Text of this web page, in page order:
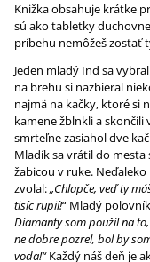
Knižka obsahuje krátke
sú ako tabletky
príbehu nemôžeš zostať
Jeden mladý Ind sa
na brehu si nazbieral
najmä na kačky, ktoré si
kamene žblnkli a
smrteľne zasiahol dve
Mladík sa vrátil do
žabicou v ruke.
zvolal:„Chlapče, veď ty
tisíc rupií!“ Mladý
Diamanty som použil na
ne dobre pozrel, bol by
voda!“Každý náš deň je